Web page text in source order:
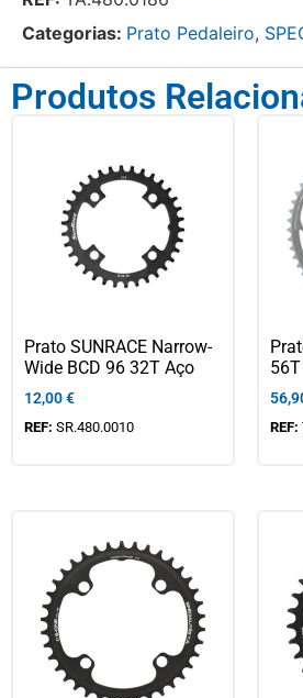
Categorias: Prato Pedaleiro,
Produtos
Prato SUNRACE Narrow-
Wide BCD 96 32T Aço
12,00€
REF: SR.480.0010
56T
REF: